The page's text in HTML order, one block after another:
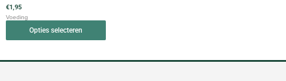
€1,95
Voeding
Opties selecteren
productpagina